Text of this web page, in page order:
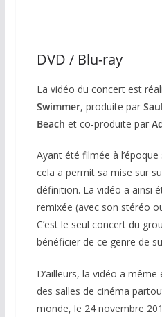
DVD / Blu-ray
La vidéo du concert est
Swimmer, produite par
Beach et co-produite par
Ayant été filmée à
cela a permit sa mise sur
définition. La vidéo a ainsi
remixée (avec son stéréo
C’est le seul concert du
bénéficier de ce genre de
D’ailleurs, la vidéo a
des salles de cinéma
monde, le 24 novembre